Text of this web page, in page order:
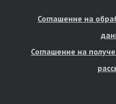
Соглашение на
Соглашение на